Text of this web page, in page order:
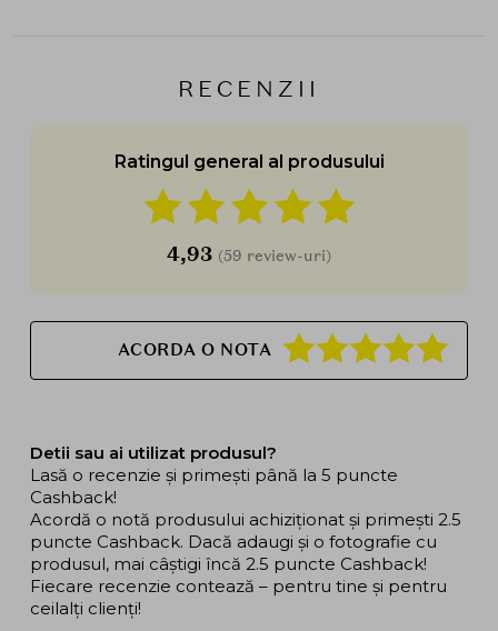
RECENZII
Ratingul general al produsului
4,93 (59 review-uri)
ACORDA O NOTA
Detii sau ai utilizat produsul?
Lasă o recenzie și primești până la 5 puncte
Cashback!
Acordă o notă produsului achiziționat și primești 2.5
puncte Cashback. Dacă adaugi și o fotografie cu
produsul, mai câștigi încă 2.5 puncte Cashback!
Fiecare recenzie contează – pentru tine și pentru
ceilalți clienți!